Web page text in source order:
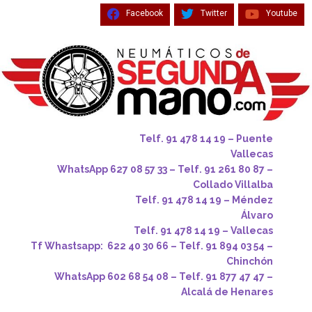
Facebook Twitter Youtube
Telf. 91 478 14 19 – Puente
Vallecas
WhatsApp 627 08 57 33 – Telf. 91 261 80 87 –
Collado Villalba
Telf. 91 478 14 19 – Méndez
Álvaro
Telf. 91 478 14 19 – Vallecas
Tf Whastsapp: 622 40 30 66 – Telf. 91 894 03 54 –
Chinchón
WhatsApp 602 68 54 08 – Telf. 91 877 47 47 –
Alcalá de Henares